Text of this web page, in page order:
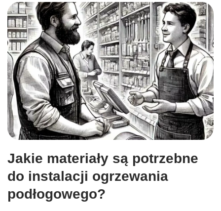
Jakie materiały są potrzebne
do instalacji ogrzewania
podłogowego?